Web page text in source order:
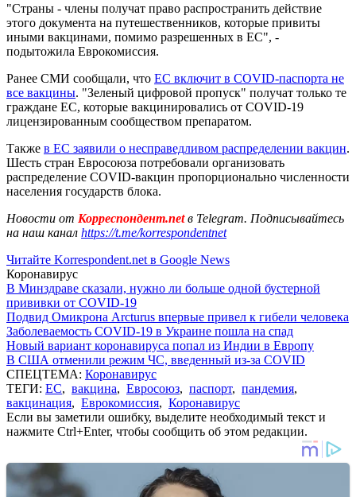
"Страны - члены получат право распространить действие
этого документа на путешественников, которые привиты
иными вакцинами, помимо разрешенных в ЕС", -
подытожила Еврокомиссия.
Ранее СМИ сообщали, что ЕС включит в COVID-паспорта не
все вакцины. "Зеленый цифровой пропуск" получат только те
граждане ЕС, которые вакцинировались от COVID-19
лицензированным сообществом препаратом.
Также в ЕС заявили о несправедливом распределении вакцин.
Шесть стран Евросоюза потребовали организовать
распределение COVID-вакцин пропорционально численности
населения государств блока.
Новости от Корреспондент.netв Telegram. Подписывайтесь
на наш канал https://t.me/korrespondentnet
Читайте Korrespondent.net в Google News
Коронавирус
В Минздраве сказали, нужно ли больше одной бустерной
прививки от COVID-19
Подвид Омикрона Arcturus впервые привел к гибели человека
Заболеваемость COVID-19 в Украине пошла на спад
Новый вариант коронавируса попал из Индии в Европу
В США отменили режим ЧС, введенный из-за COVID
СПЕЦТЕМА: Коронавирус
ТЕГИ: ЕС, вакцина, Евросоюз, паспорт, пандемия,
вакцинация, Еврокомиссия, Коронавирус
Если вы заметили ошибку, выделите необходимый текст и
нажмите Ctrl+Enter, чтобы сообщить об этом редакции.